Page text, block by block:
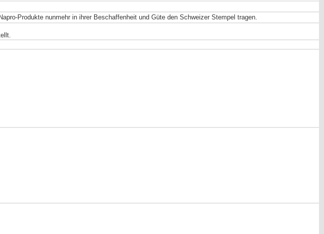
Produkte nunmehr in ihrer Beschaffenheit und Güte den Schweizer Stempel tragen.